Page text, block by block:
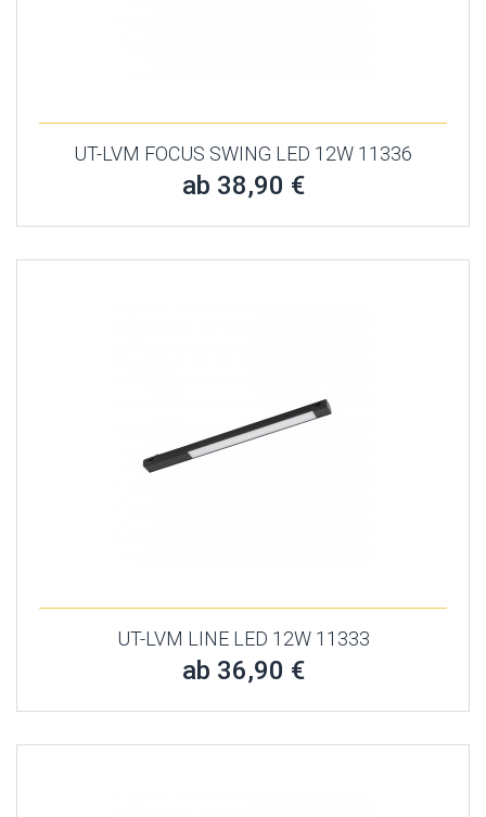
UT-LVM FOCUS SWING LED 12W 11336
ab 38,90 €
UT-LVM LINE LED 12W 11333
ab 36,90 €